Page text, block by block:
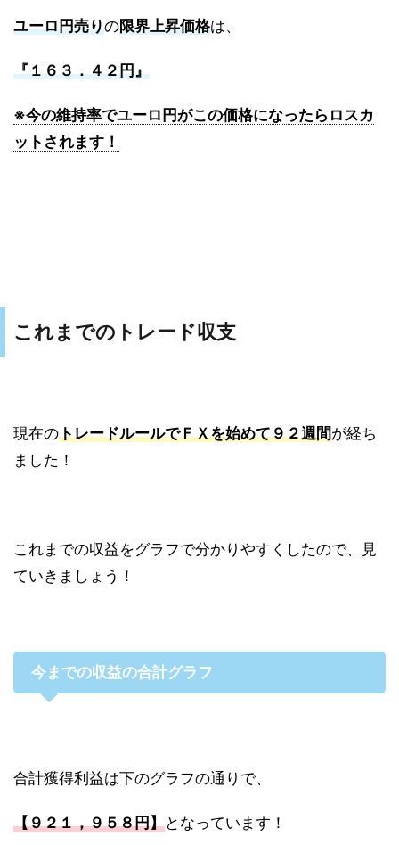
ユーロ円売りの限界上昇価格は、
『１６３．４２円』
※今の維持率でユーロ円がこの価格になったらロスカ
ットされます！
これまでのトレード収支
現在のトレードルールでＦＸを始めて９２週間が経ち
ました！
これまでの収益をグラフで分かりやすくしたので、見
ていきましょう！
今までの収益の合計グラフ
合計獲得利益は下のグラフの通りで、
【９２１，９５８円】となっています！